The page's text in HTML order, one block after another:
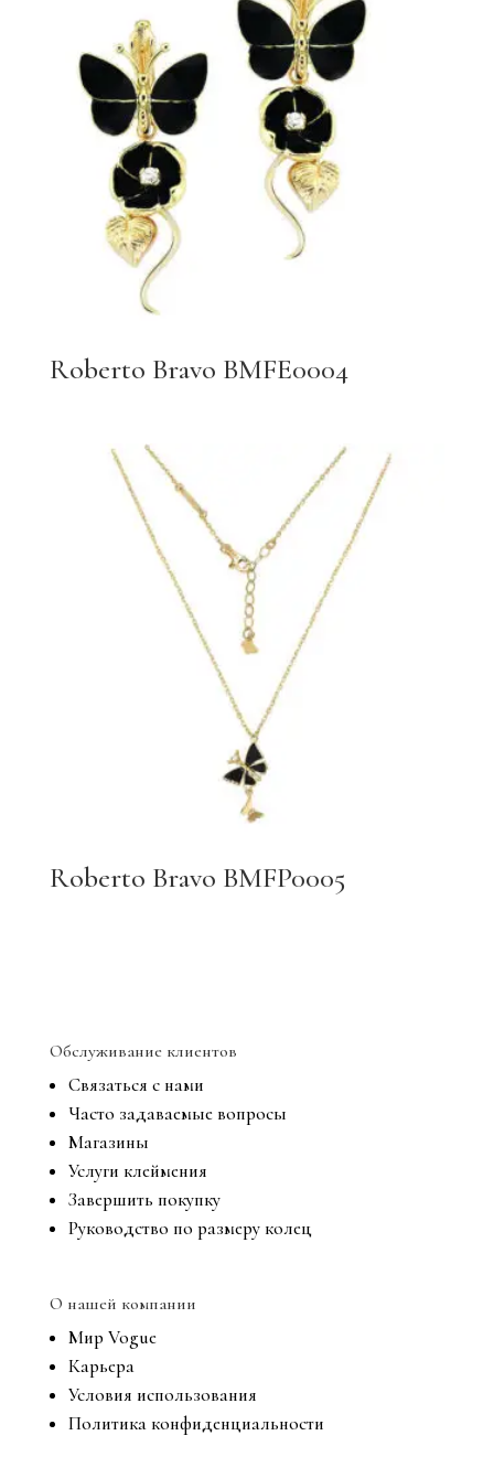
Roberto Bravo BMFE0004
Roberto Bravo BMFP0005
Обслуживание клиентов
Связаться с нами
Часто задаваемые вопросы
Магазины
Услуги клеймения
Завершить покупку
Руководство по размеру колец
О нашей компании
Мир Vogue
Карьера
Условия использования
Политика конфиденциальности